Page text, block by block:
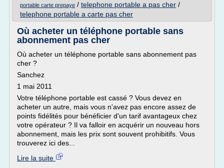
portable carte prepaye / telephone portable a pas cher /
telephone portable a carte pas cher
Où acheter un téléphone portable sans
abonnement pas cher
Où acheter un téléphone portable sans abonnement pas
cher ?
Sanchez
1 mai 2011
Votre téléphone portable est cassé ? Vous devez en
acheter un autre, mais vous n'avez pas encore assez de
points fidélités pour bénéficier d'un tarif avantageux chez
votre opérateur ? Il va falloir en acquérir un nouveau hors
abonnement, mais les prix sont souvent prohibitifs. Vous
trouverez ici des...
Lire la suite